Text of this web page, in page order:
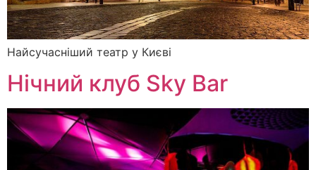
Найсучасніший театр у Києві
Нічний клуб Sky Bar